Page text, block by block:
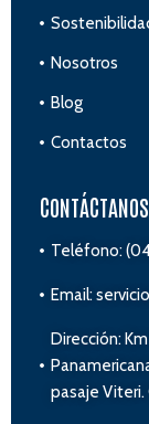
Nosotros
Blog
Contactos
CONTÁCTANOS
Teléfono:
Email:
Dirección:
pasaje